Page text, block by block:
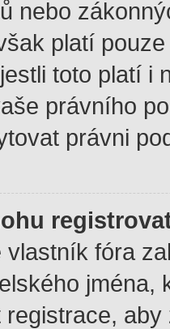
nebo
platí
toto platí i
právního
právni
fóra
jména,
registrace,